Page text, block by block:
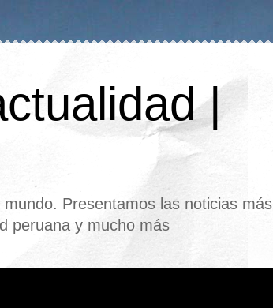
|
Presentamos las noticias más
peruana y mucho más